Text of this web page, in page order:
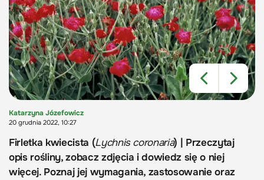
Katarzyna Józefowicz
20 grudnia 2022, 10:27
Firletka kwiecista (Lychnis coronaria) | Przeczytaj
opis rośliny, zobacz zdjęcia i dowiedz się o niej
więcej. Poznaj jej wymagania, zastosowanie oraz